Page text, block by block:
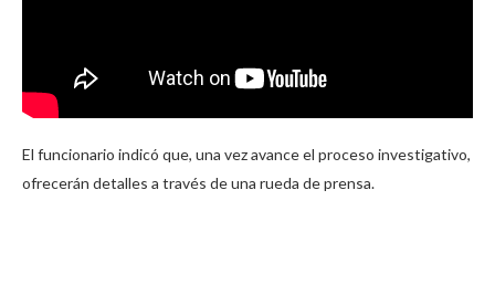
El funcionario indicó que, una vez avance el proceso investigativo,
ofrecerán detalles a través de una rueda de prensa.